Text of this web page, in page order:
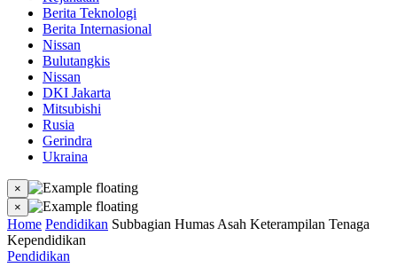
Berita Teknologi
Berita Internasional
Nissan
Bulutangkis
Nissan
DKI Jakarta
Mitsubishi
Rusia
Gerindra
Ukraina
×
×
Home Pendidikan Subbagian Humas Asah Keterampilan Tenaga
Kependidikan
Pendidikan